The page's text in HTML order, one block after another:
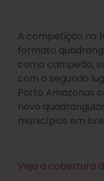
A competição no
formato
como campeão,
com o segundo
Porto Amazonas
novo
municípios em
Veja a cobertura